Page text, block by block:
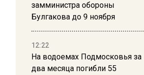
замминистра обороны
Булгакова до 9 ноября
12:22
На водоемах Подмосковья за
два месяца погибли 55